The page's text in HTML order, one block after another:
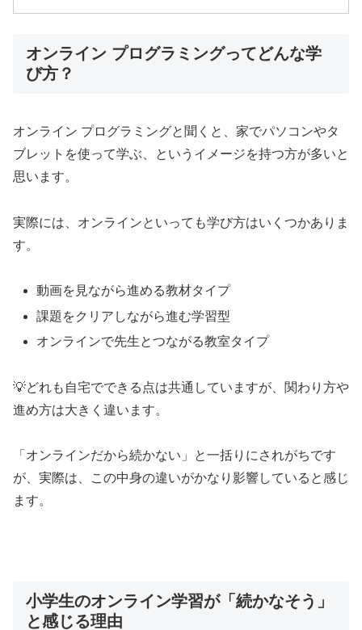
オンライン プログラミングってどんな学
び方？
オンライン プログラミングと聞くと、家でパソコンやタ
ブレットを使って学ぶ、というイメージを持つ方が多いと
思います。
実際には、オンラインといっても学び方はいくつかありま
す。
動画を見ながら進める教材タイプ
課題をクリアしながら進む学習型
オンラインで先生とつながる教室タイプ
💡どれも自宅でできる点は共通していますが、関わり方や
進め方は大きく違います。
「オンラインだから続かない」と一括りにされがちです
が、実際は、この中身の違いがかなり影響していると感じ
ます。
小学生のオンライン学習が「続かなそう」
と感じる理由